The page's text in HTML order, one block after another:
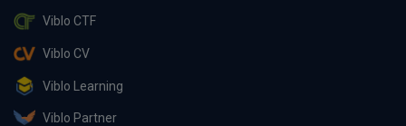
Viblo CTF
Viblo CV
Viblo Learning
Viblo Partner